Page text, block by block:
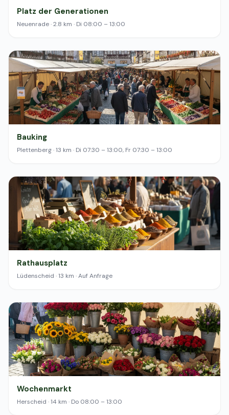
Platz der Generationen
Neuenrade · 2.8 km · Di 08:00 – 13:00
Bauking
Plettenberg · 13 km · Di 07:30 – 13:00, Fr 07:30 – 13:00
Rathausplatz
Lüdenscheid · 13 km · Auf Anfrage
Wochenmarkt
Herscheid · 14 km · Do 08:00 – 13:00